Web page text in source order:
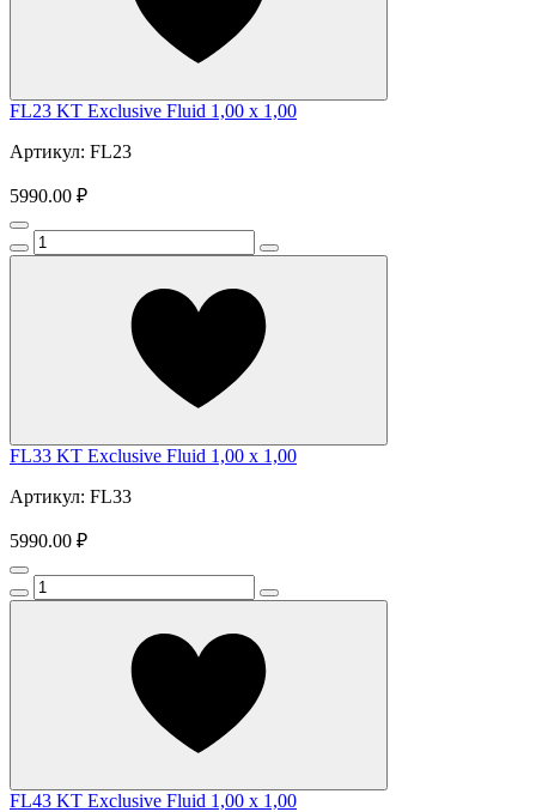
FL23 KT Exclusive Fluid 1,00 x 1,00
Артикул: FL23
5990.00 ₽
FL33 KT Exclusive Fluid 1,00 x 1,00
Артикул: FL33
5990.00 ₽
FL43 KT Exclusive Fluid 1,00 x 1,00